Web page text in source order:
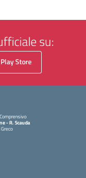
su:
Play Store
- R. Scauda